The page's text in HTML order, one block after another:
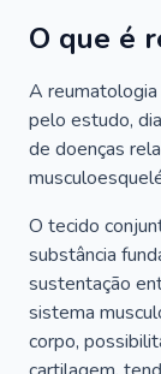
O que é
A
pelo estudo,
de doenças
O tecido
substância
sustentação
sistema
corpo,